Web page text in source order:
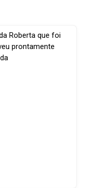
Roberta que foi
prontamente